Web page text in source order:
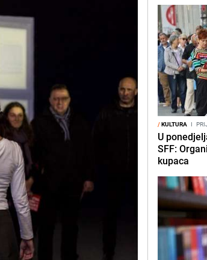
/KULTURA I
U
SFF:
kupaca